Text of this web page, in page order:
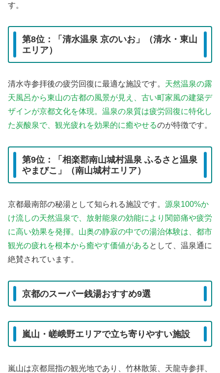
す。
第8位：「清水温泉 京のいお」（清水・東山
エリア）
清水寺参拝後の疲労回復に最適な施設です。 天然温泉の露
天風呂から東山の古都の風景が見え、古い町家風の建築デ
ザインが京都文化を体現。温泉の泉質は疲労回復に特化し
た炭酸泉で、観光疲れを効果的に癒やせるのが特徴です。
第9位：「相楽郡南山城村温泉 ふるさと温泉
やまびこ」（南山城村エリア）
京都最南部の秘湯として知られる施設です。 源泉100%か
け流しの天然温泉で、放射能泉の効能により関節痛や疲労
に高い効果を発揮。山奥の静寂の中での湯治体験は、都市
観光の疲れを根本から癒やす価値がある として、温泉通に
絶賛されています。
京都のスーパー銭湯おすすめ9選
嵐山・嵯峨野エリアで立ち寄りやすい施設
嵐山は京都屈指の観光地であり、竹林散策、天龍寺参拝、